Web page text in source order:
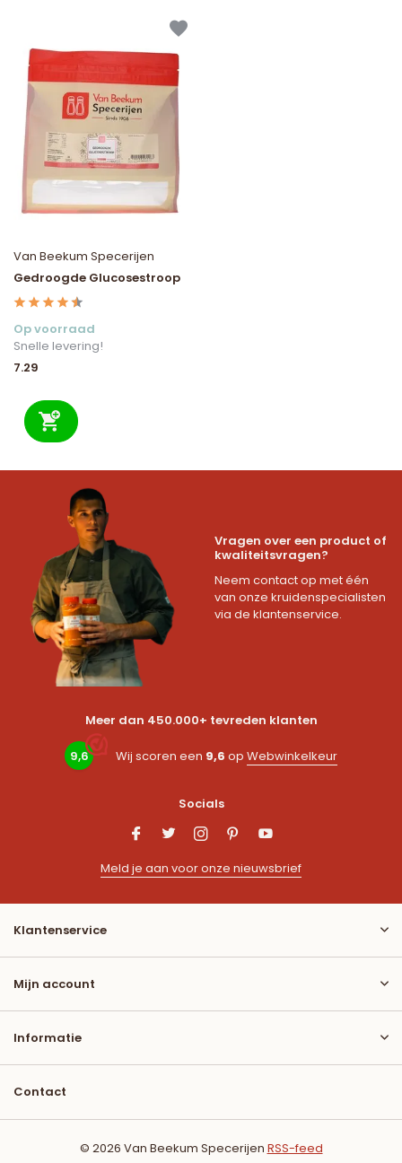
Van Beekum Specerijen
Gedroogde Glucosestroop
Op voorraad
Snelle levering!
7.29
Vragen over een product of
kwaliteitsvragen?
Neem contact op met één
van onze kruidenspecialisten
via de klantenservice.
Meer dan 450.000+ tevreden klanten
9,6 Wij scoren een 9,6 op Webwinkelkeur
Socials
Meld je aan voor onze nieuwsbrief
Klantenservice
Mijn account
Informatie
Contact
© 2026 Van Beekum Specerijen RSS-feed